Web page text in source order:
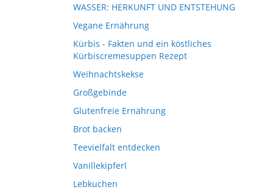
WASSER: HERKUNFT UND ENTSTEHUNG
Vegane Ernährung
Kürbis - Fakten und ein köstliches
Kürbiscremesuppen Rezept
Weihnachtskekse
Großgebinde
Glutenfreie Ernährung
Brot backen
Teevielfalt entdecken
Vanillekipferl
Lebkuchen